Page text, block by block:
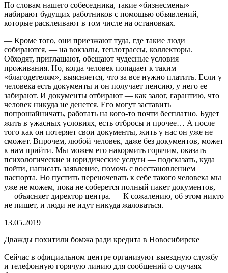
По словам нашего собеседника, такие «бизнесмены»
набирают будущих работников с помощью объявлений,
которые расклеивают в том числе на остановках.
— Кроме того, они приезжают туда, где такие люди
собираются, — на вокзалы, теплотрассы, коллекторы.
Обходят, приглашают, обещают чудесные условия
проживания. Но, когда человек попадает к таким
«благодетелям», выясняется, что за все нужно платить. Если у
человека есть документы и он получает пенсию, у него ее
забирают. И документы отбирают — как залог, гарантию, что
человек никуда не денется. Его могут заставить
попрошайничать, работать на кого-то почти бесплатно. Будет
жить в ужасных условиях, есть отбросы и прочее… А после
того как он потеряет свои документы, жить у нас он уже не
сможет. Впрочем, любой человек, даже без документов, может
к нам прийти. Мы можем его накормить горячим, оказать
психологические и юридические услуги — подсказать, куда
пойти, написать заявление, помочь с восстановлением
паспорта. Но пустить переночевать к себе такого человека мы
уже не можем, пока не соберется полный пакет документов,
— объясняет директор центра. — К сожалению, об этом никто
не пишет, и люди не идут никуда жаловаться.
13.05.2019
Дважды похитили бомжа ради кредита в Новосибирске
Сейчас в официальном центре организуют выездную службу
и телефонную горячую линию для сообщений о случаях